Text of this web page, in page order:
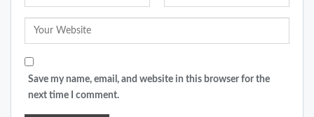
Save my name, email, and website in this browser for the
next time I comment.